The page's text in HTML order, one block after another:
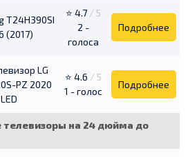
T24H390SI
(2017)
⭐ 4.7 / 5
2 -
голоса
Подробнее
LG
PZ 2020
LED
⭐ 4.6 / 5
1 - голос
Подробнее
телевизоры на 24 дюйма до